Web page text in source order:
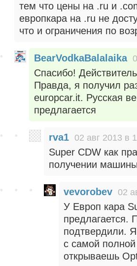
тем что цены на .ru и
европкара на .ru не
что и ограничения по
BearVodkaBalalaika
Спасибо!
Правда, я получил
europcar.it. Русская
предлагается
rva1 02 авг 2013 в
Super CDW как
получении машины
vevorobev 02
У Европ кара
предлагается.
подтвердили.
c самой
открываешь